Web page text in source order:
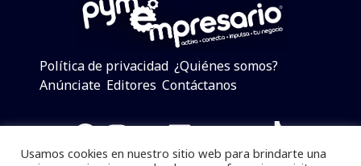
Política de privacidad ¿Quiénes somos?
Anúnciate Editores Contáctanos
Facebook
Instagram
Twitter
LinkedIn
Telegram
YouTube
TikTok
Usamos cookies en nuestro sitio web para brindarte una